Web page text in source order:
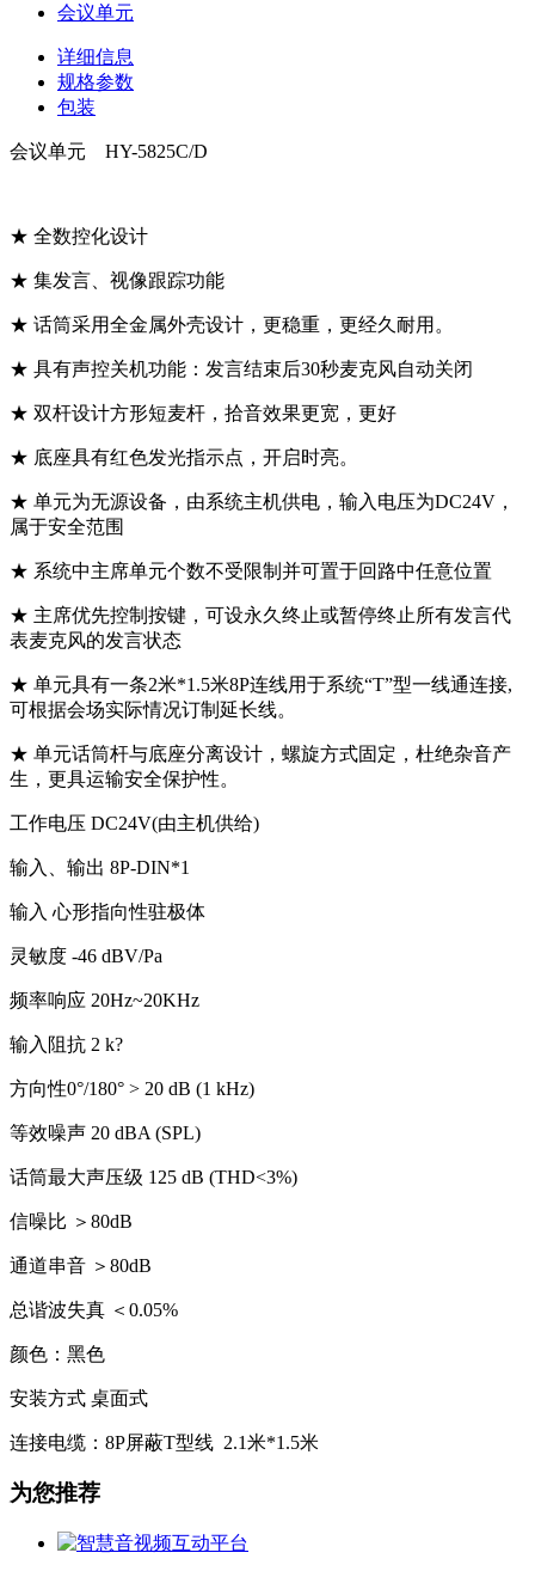
会议单元
详细信息
规格参数
包装
会议单元 HY-5825C/D
★ 全数控化设计
★ 集发言、视像跟踪功能
★ 话筒采用全金属外壳设计，更稳重，更经久耐用。
★ 具有声控关机功能：发言结束后30秒麦克风自动关闭
★ 双杆设计方形短麦杆，拾音效果更宽，更好
★ 底座具有红色发光指示点，开启时亮。
★ 单元为无源设备，由系统主机供电，输入电压为DC24V，
属于安全范围
★ 系统中主席单元个数不受限制并可置于回路中任意位置
★ 主席优先控制按键，可设永久终止或暂停终止所有发言代
表麦克风的发言状态
★ 单元具有一条2米*1.5米8P连线用于系统“T”型一线通连接,
可根据会场实际情况订制延长线。
★ 单元话筒杆与底座分离设计，螺旋方式固定，杜绝杂音产
生，更具运输安全保护性。
工作电压 DC24V(由主机供给)
输入、输出 8P-DIN*1
输入 心形指向性驻极体
灵敏度 -46 dBV/Pa
频率响应 20Hz~20KHz
输入阻抗 2 k?
方向性0°/180° > 20 dB (1 kHz)
等效噪声 20 dBA (SPL)
话筒最大声压级 125 dB (THD<3%)
信噪比 ＞80dB
通道串音 ＞80dB
总谐波失真 ＜0.05%
颜色：黑色
安装方式 桌面式
连接电缆：8P屏蔽T型线 2.1米*1.5米
为您推荐